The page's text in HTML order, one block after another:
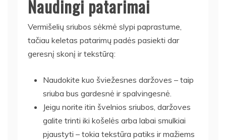
Naudingi patarimai
Vermišelių sriubos sėkmė slypi paprastume,
tačiau keletas patarimų padės pasiekti dar
geresnį skonį ir tekstūrą:
Naudokite kuo šviežesnes daržoves – taip
sriuba bus gardesnė ir spalvingesnė.
Jeigu norite itin švelnios sriubos, daržoves
galite trinti iki košelės arba labai smulkiai
pjaustyti – tokia tekstūra patiks ir mažiems